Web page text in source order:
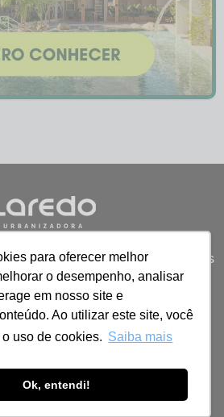
para oferecer melhor
o desempenho, analisar
em nosso site e
Ao utilizar este site, você
uso de cookies. Saiba mais
Ok, entendi!
desenvolve empreendimentos
unindo qualidade, segurança e
para quem busca viver
e construir patrimônio com
inteligência.